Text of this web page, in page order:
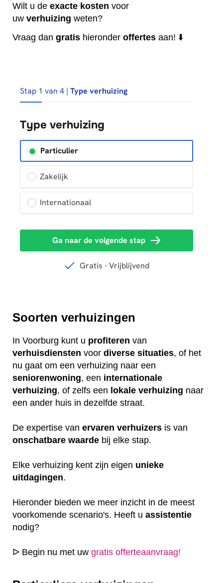
Wilt u de exacte kosten voor
uw verhuizing weten?
Vraag dan gratis hieronder offertes aan! ⬇️
Soorten verhuizingen
In Voorburg kunt u profiteren van
verhuisdiensten voor diverse situaties, of het
nu gaat om een verhuizing naar een
seniorenwoning, een internationale
verhuizing, of zelfs een lokale verhuizing naar
een ander huis in dezelfde straat.
De expertise van ervaren verhuizers is van
onschatbare waarde bij elke stap.
Elke verhuizing kent zijn eigen unieke
uitdagingen.
Hieronder bieden we meer inzicht in de meest
voorkomende scenario's. Heeft u assistentie
nodig?
ᐅ Begin nu met uw gratis offerteaanvraag!